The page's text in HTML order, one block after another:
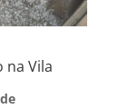
na Vila